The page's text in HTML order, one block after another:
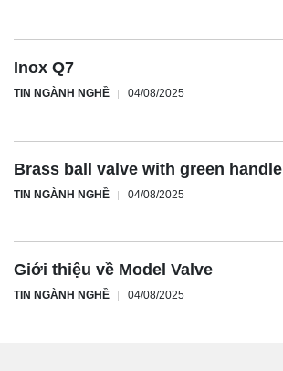
Inox Q7
TIN NGÀNH NGHỀ 04/08/2025
Brass ball valve with green handle
TIN NGÀNH NGHỀ 04/08/2025
Giới thiệu về Model Valve
TIN NGÀNH NGHỀ 04/08/2025